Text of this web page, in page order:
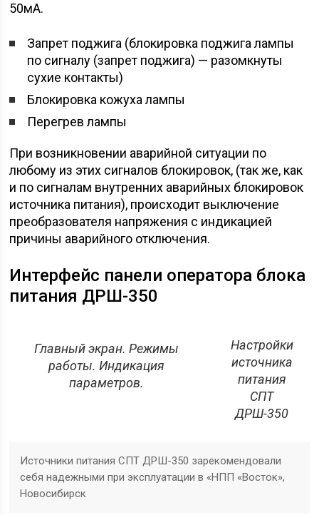
50мА.
Запрет поджига (блокировка поджига лампы
по сигналу (запрет поджига) — разомкнуты
сухие контакты)
Блокировка кожуха лампы
Перегрев лампы
При возникновении аварийной ситуации по
любому из этих сигналов блокировок, (так же, как
и по сигналам внутренних аварийных блокировок
источника питания), происходит выключение
преобразователя напряжения с индикацией
причины аварийного отключения.
Интерфейс панели оператора блока
питания ДРШ-350
Главный экран. Режимы
работы. Индикация
параметров.
Настройки
источника
питания
СПТ
ДРШ-350
Источники питания СПТ ДРШ-350 зарекомендовали
себя надежными при эксплуатации в «НПП «Восток»,
Новосибирск